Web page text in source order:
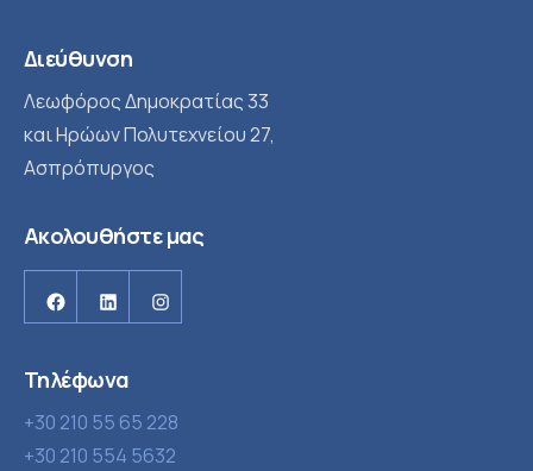
Διεύθυνση
Λεωφόρος Δημοκρατίας 33
και Ηρώων Πολυτεχνείου 27,
Ασπρόπυργος
Ακολουθήστε μας
FacebookLinkedinInstagram
Τηλέφωνα
+30 210 55 65 228
+30 210 554 5632